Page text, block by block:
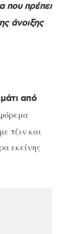
που πρέπει
άνοιξης
από
τζιν και
εκείνης